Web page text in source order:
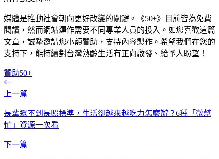
媒體是推動社會朝向更好改變的關鍵。《50+》目前皆為免費
閱讀，然而網站運作需要不同專業人員的投入。如您喜歡這篇
文章，誠摯邀請您小額贊助，支持內容製作。希望我們在您的
支持下，能持續對台灣熟齡生活有正向啟發、給予人盼望！
贊助50+
上一篇
長輩還不到長照標準，生活卻越來越吃力怎麼辦？6種「微幫
忙」資源一次看
下一篇